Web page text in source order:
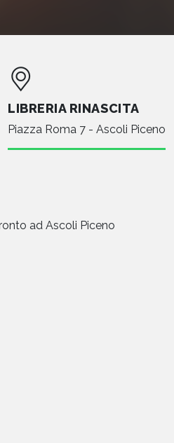
LIBRERIA RINASCITA
Piazza Roma 7 - Ascoli Piceno
ad Ascoli Piceno